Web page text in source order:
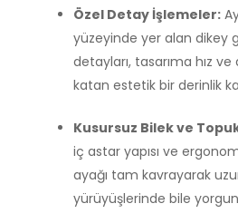
Özel Detay İşlemeler:
yüzeyinde yer alan dikey
detayları, tasarıma hız
katan estetik bir derinlik
Kusursuz Bilek ve
iç astar yapısı ve
ayağı tam kavrayarak
yürüyüşlerinde bile